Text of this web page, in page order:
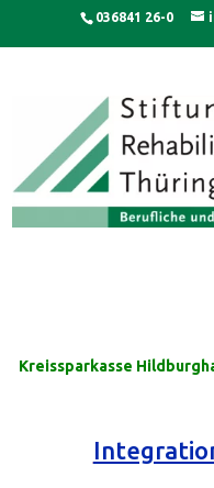
content
036841 26-0
Kreissparkasse